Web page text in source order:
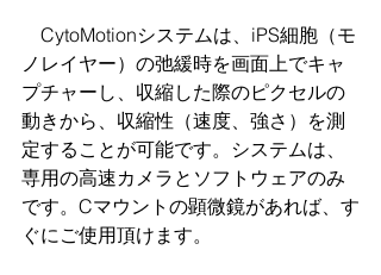
CytoMotionシステムは、iPS細胞（モ
ノレイヤー）の弛緩時を画面上でキャ
プチャーし、収縮した際のピクセルの
動きから、収縮性（速度、強さ）を測
定することが可能です。システムは、
専用の高速カメラとソフトウェアのみ
です。Cマウントの顕微鏡があれば、す
ぐにご使用頂けます。